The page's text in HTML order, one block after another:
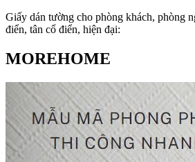
Giấy dán tường cho phòng khách, phòng
điển, tân cổ điển, hiện đại:
MOREHOME